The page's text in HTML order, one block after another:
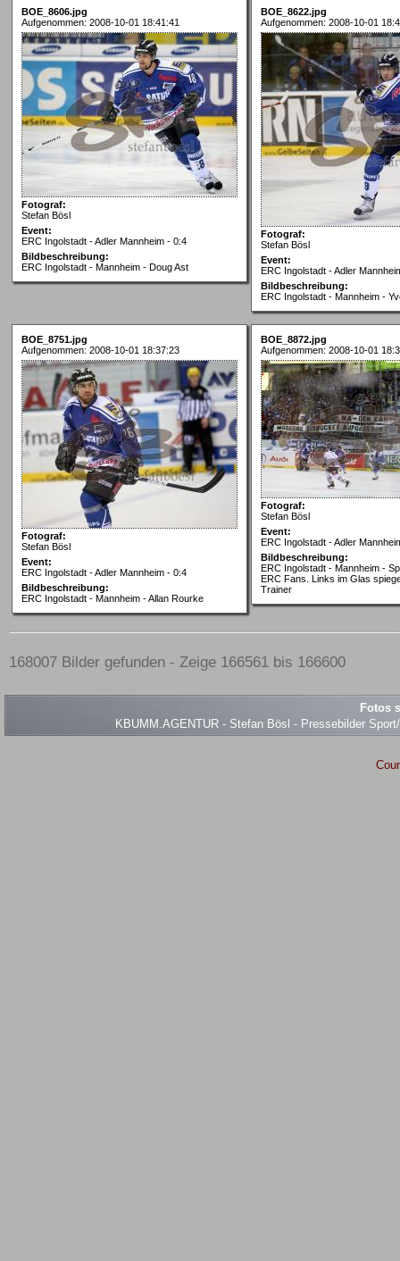
BOE_8606.jpg
Aufgenommen: 2008-10-01 18:41:41
Fotograf:
Stefan Bösl
Event:
ERC Ingolstadt - Adler Mannheim - 0:4
Bildbeschreibung:
ERC Ingolstadt - Mannheim - Doug Ast
BOE_8622.jpg
Aufgenommen: 2008-10-01
Fotograf:
Stefan Bösl
Event:
ERC Ingolstadt - Adler
Bildbeschreibung:
ERC Ingolstadt - Mannheim -
BOE_8751.jpg
Aufgenommen: 2008-10-01 18:37:23
Fotograf:
Stefan Bösl
Event:
ERC Ingolstadt - Adler Mannheim - 0:4
Bildbeschreibung:
ERC Ingolstadt - Mannheim - Allan Rourke
BOE_8872.jpg
Aufgenommen: 2008-10-01
Fotograf:
Stefan Bösl
Event:
ERC Ingolstadt - Adler
Bildbeschreibung:
ERC Ingolstadt - Mannheim -
ERC Fans. Links im Glas
Trainer
168007 Bilder gefunden - Zeige 166561 bis 166600
Fotos
KBUMM.AGENTUR - Stefan Bösl - Pressebilder